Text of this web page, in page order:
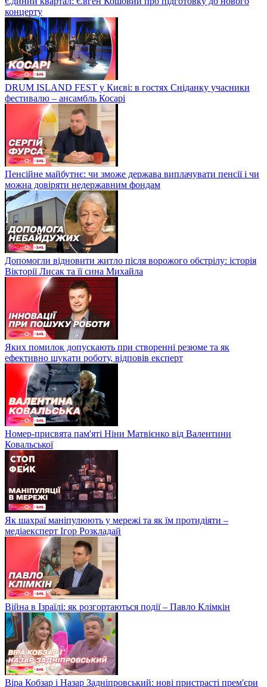
концерту
DRUM ISLAND FEST у Києві: в гостях Сніданку учасники
фестивалю – ансамбль Косарі
Пенсійне майбутнє: чи зможе держава виплачувати пенсії і чи
можна довіряти недержавним фондам
Допомогли відновити житло після ворожого обстрілу: історія
Вікторії Лисак та її сина Михайла
Яких помилок допускають при створенні резюме та як
ефективно шукати роботу, відповів експерт
Номер-присвята пам'яті Ніни Матвієнко від Валентини
Ковальської
Як шахраї маніпулюють у мережі та як їм протидіяти –
медіаексперт Ігор Розкладай
Війна в Ізраїлі: як розгортаються події – Павло Клімкін
Віра Кобзар і Назар Задніпровський: нові пристрасті прем'єри